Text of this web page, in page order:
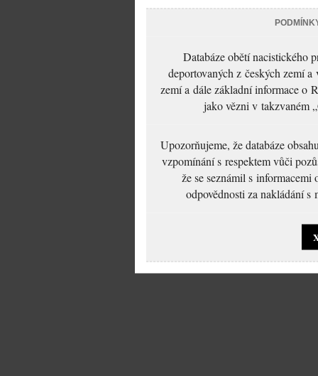
Databáze obětí nacistického
deportovaných z českých zemí
zemí a dále základní informace o
jako vězni v takzvaném
Upozorňujeme, že databáze
vzpomínání s respektem vůči
že se seznámil s
odpovědnosti za nakládání